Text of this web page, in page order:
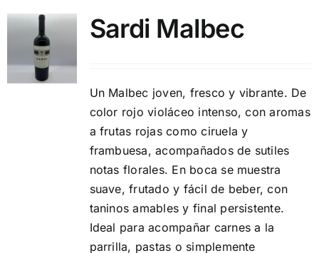
Sardi Malbec
Un Malbec joven, fresco y vibrante. De
color rojo violáceo intenso, con aromas
a frutas rojas como ciruela y
frambuesa, acompañados de sutiles
notas florales. En boca se muestra
suave, frutado y fácil de beber, con
taninos amables y final persistente.
Ideal para acompañar carnes a la
parrilla, pastas o simplemente